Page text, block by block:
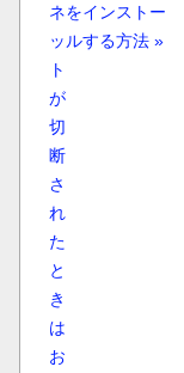
ネ
ッ
ト
が
切
断
さ
れ
た
と
き
は
お
をインストー
ルする方法 »